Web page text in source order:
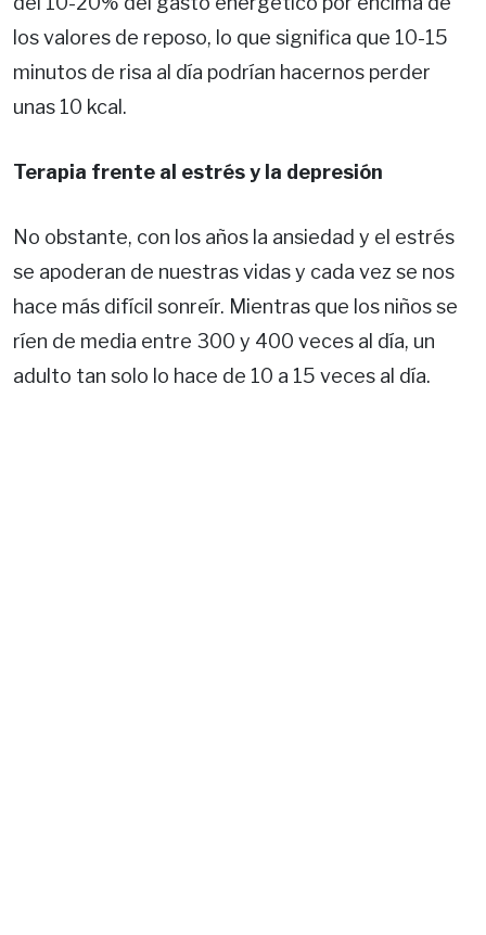
los valores de reposo, lo que significa que 10-15
minutos de risa al día podrían hacernos perder
unas 10 kcal.
Terapia frente al estrés y la depresión
No obstante, con los años la ansiedad y el estrés
se apoderan de nuestras vidas y cada vez se nos
hace más difícil sonreír. Mientras que los niños se
ríen de media entre 300 y 400 veces al día, un
adulto tan solo lo hace de 10 a 15 veces al día.